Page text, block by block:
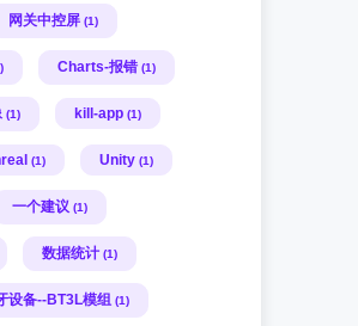
网关中控屏 (1)
Charts-报错 (1)
(1) kill-app (1)
(1) Unity (1)
一个建议 (1)
数据统计 (1)
设备--BT3L模组 (1)